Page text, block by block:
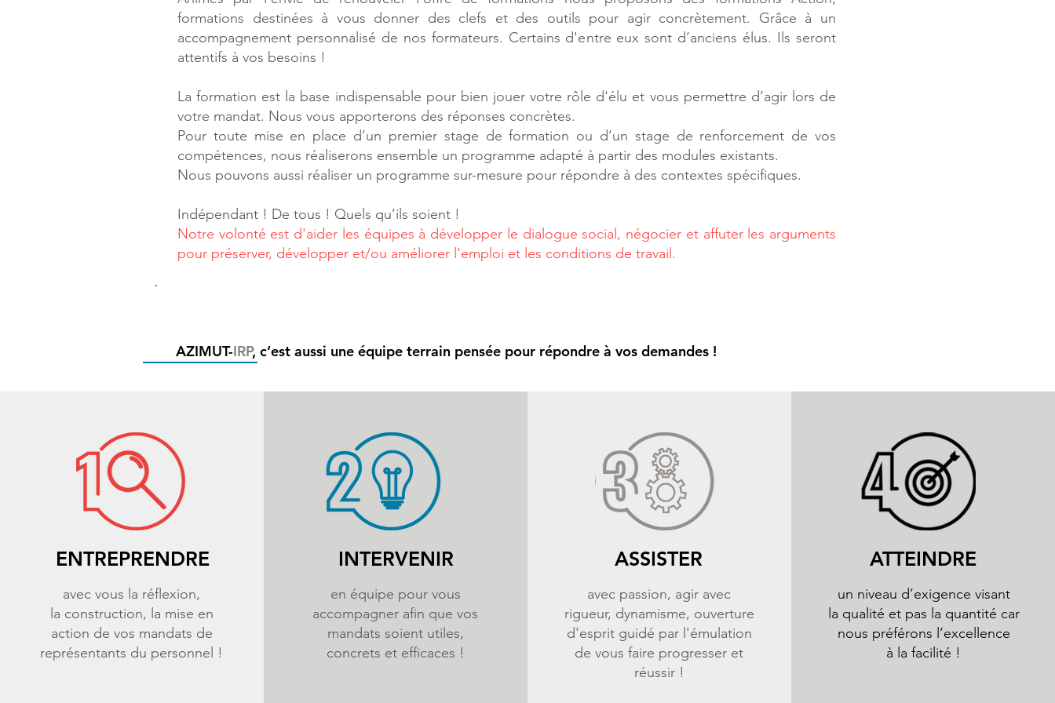
formations destinées à vous donner des clefs et des outils pour agir concrètement. Grâce à un
accompagnement personnalisé de nos formateurs. Certains d'entre eux sont d’anciens élus. Ils seront
attentifs à vos besoins !
La formation est la base indispensable pour bien jouer votre rôle d'élu et vous permettre d’agir lors de
votre mandat. Nous vous apporterons des réponses concrètes.
Pour toute mise en place d’un premier stage de formation ou d’un stage de renforcement de vos
compétences, nous réaliserons ensemble un programme adapté à partir des modules existants.
Nous pouvons aussi réaliser un programme sur-mesure pour répondre à des contextes spécifiques.
Indépendant ! De tous ! Quels qu’ils soient !
Notre volonté est d'aider les équipes à développer le dialogue social, négocier et affuter les arguments
pour préserver, développer et/ou améliorer l'emploi et les conditions de travail.
AZIMUT-IRP, c’est aussi une équipe terrain pensée pour répondre à vos demandes !
ENTREPRENDRE
avec vous la réflexion,
la construction, la mise en
action de vos mandats de
représentants du personnel !
INTERVENIR
en équipe pour vous
accompagner afin que vos
mandats soient utiles,
concrets et efficaces !
ASSISTER
avec passion, agir avec
rigueur, dynamisme, ouverture
d'esprit guidé par l'émulation
de vous faire progresser et
réussir !
ATTEINDRE
un niveau d’exigence visant
la qualité et pas la quantité car
nous préférons l’excellence
à la facilité !